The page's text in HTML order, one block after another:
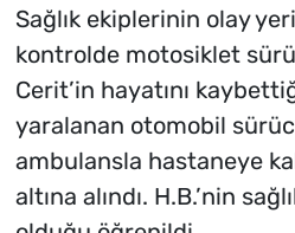
Sağlık ekiplerinin olay
kontrolde motosiklet
Cerit’in hayatını
yaralanan otomobil
ambulansla hastaneye
altına alındı. H.B.’nin